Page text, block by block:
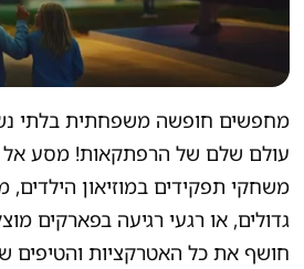
מחפשים חופשה משפחתית בלתי
משחקי תפקידים במוזיאון הילדים,
גדולים, או רגעי רגיעה בפארקים
חושף את כל האטרקציות והטיפים